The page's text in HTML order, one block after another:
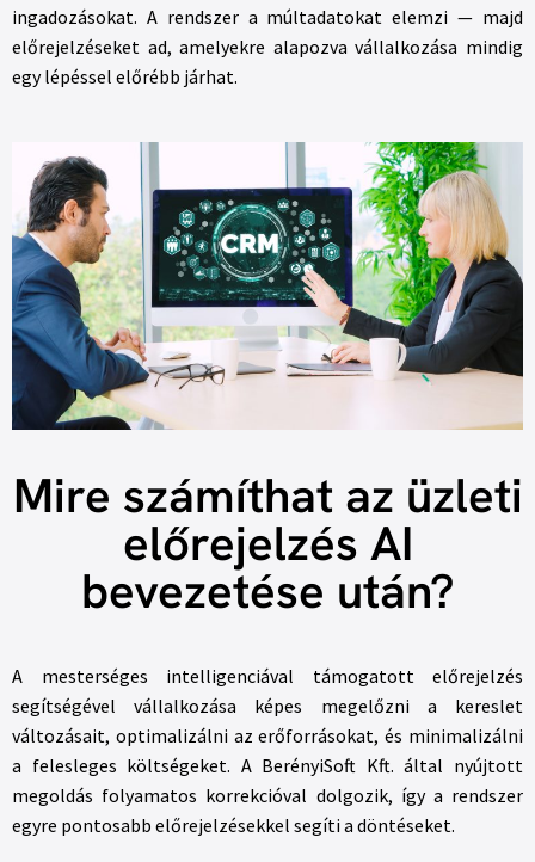
ingadozásokat. A rendszer a múltadatokat elemzi — majd
előrejelzéseket ad, amelyekre alapozva vállalkozása mindig
egy lépéssel előrébb járhat.
Mire számíthat az üzleti
előrejelzés AI
bevezetése után?
A mesterséges intelligenciával támogatott előrejelzés
segítségével vállalkozása képes megelőzni a kereslet
változásait, optimalizálni az erőforrásokat, és minimalizálni
a felesleges költségeket. A BerényiSoft Kft. által nyújtott
megoldás folyamatos korrekcióval dolgozik, így a rendszer
egyre pontosabb előrejelzésekkel segíti a döntéseket.